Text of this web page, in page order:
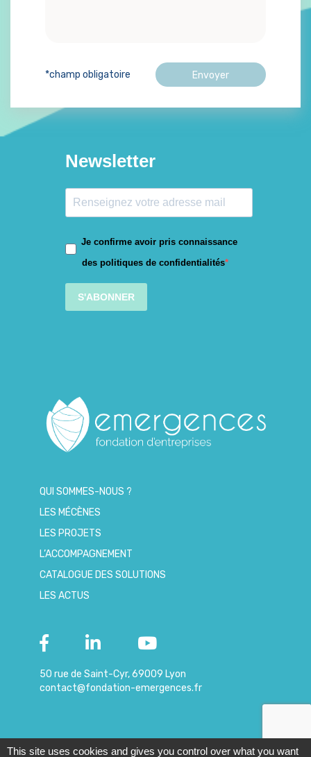
Newsletter
Je confirme avoir pris connaissance
des politiques de confidentialités
S'ABONNER
QUI SOMMES-NOUS ?
LES MÉCÈNES
LES PROJETS
L’ACCOMPAGNEMENT
CATALOGUE DES SOLUTIONS
LES ACTUS
50 rue de Saint-Cyr, 69009 Lyon
contact@fondation-emergences.fr
*champ obligatoire
This site uses cookies and gives you control over what you want